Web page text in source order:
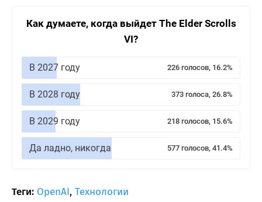
Как думаете, когда выйдет The Elder Scrolls
VI?
В 2027 году 226 голосов, 16.2%
В 2028 году 373 голоса, 26.8%
В 2029 году 218 голосов, 15.6%
Да ладно, никогда 577 голосов, 41.4%
Теги: OpenAI, Технологии